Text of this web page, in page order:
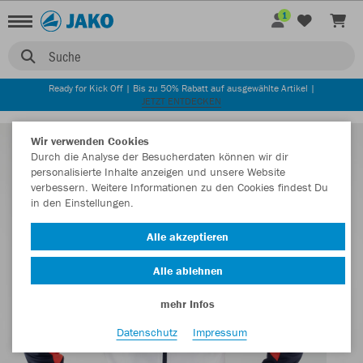
Suche
1
Ready for Kick Off | Bis zu 50% Rabatt auf ausgewählte Artikel |
JETZT ENTDECKEN
Wir verwenden Cookies
Durch die Analyse der Besucherdaten können wir dir
personalisierte Inhalte anzeigen und unsere Website
verbessern. Weitere Informationen zu den Cookies findest Du
in den Einstellungen.
Alle akzeptieren
Alle ablehnen
mehr Infos
Datenschutz
Impressum